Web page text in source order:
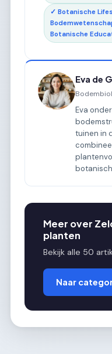
✓ Botanische
Botanische
Eva de
Eva
tuinen in
Meer over
planten
Bekijk alle 50
Naar